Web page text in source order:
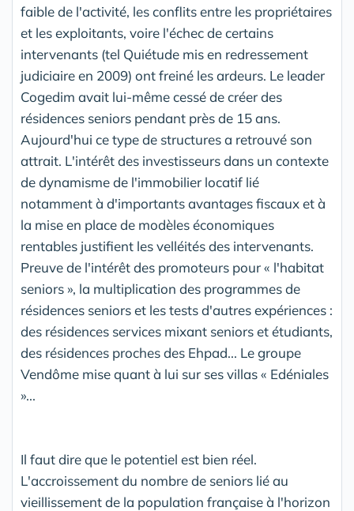
faible de l'activité, les conflits entre les propriétaires
et les exploitants, voire l'échec de certains
intervenants (tel Quiétude mis en redressement
judiciaire en 2009) ont freiné les ardeurs. Le leader
Cogedim avait lui-même cessé de créer des
résidences seniors pendant près de 15 ans.
Aujourd'hui ce type de structures a retrouvé son
attrait. L'intérêt des investisseurs dans un contexte
de dynamisme de l'immobilier locatif lié
notamment à d'importants avantages fiscaux et à
la mise en place de modèles économiques
rentables justifient les velléités des intervenants.
Preuve de l'intérêt des promoteurs pour « l'habitat
seniors », la multiplication des programmes de
résidences seniors et les tests d'autres expériences :
des résidences services mixant seniors et étudiants,
des résidences proches des Ehpad... Le groupe
Vendôme mise quant à lui sur ses villas « Edéniales
»...
Il faut dire que le potentiel est bien réel.
L'accroissement du nombre de seniors lié au
vieillissement de la population française à l'horizon